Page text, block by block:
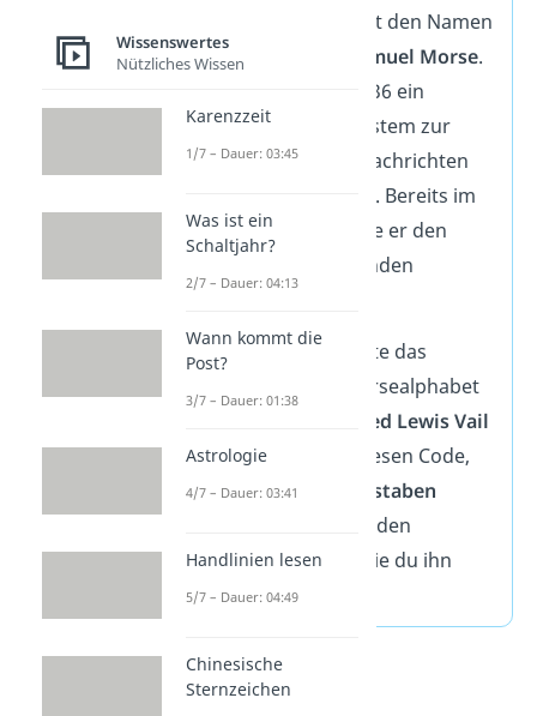
Der Morsecode trägt den Namen
seines Erfinders,
Samuel Morse.
Er erfand im Jahr 1836 ein
bahnbrechendes System zur
Übermittlung von Nachrichten
über den Telegrafen. Bereits im
Jahr1833 entwickelte er den
ersten funktionierenden
Ursprünglich basierte das
vorgeschlagene Morsealphabet
Alfred Lewis Vail
erweiterte später diesen Code,
indem er auch
Buchstaben
einbezog und somit den
Morsecode schuf, wie du ihn
heute kennst.
Wissenswertes
Nützliches Wissen
Karenzzeit
1/7 – Dauer: 03:45
Was ist ein
Schaltjahr?
2/7 – Dauer: 04:13
Wann kommt die
Post?
3/7 – Dauer: 01:38
Astrologie
4/7 – Dauer: 03:41
Handlinien lesen
5/7 – Dauer: 04:49
Chinesische
Sternzeichen